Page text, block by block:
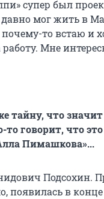
супер был
давно мог жить в
то встаю и
работу. Мне
тайну, что
говорит, что это
Пимашкова»...
Подсохин.
появилась в конце